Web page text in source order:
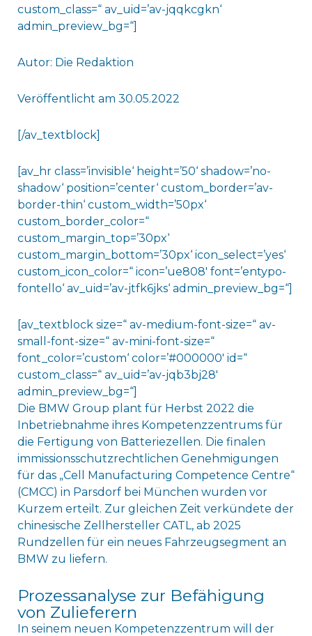
custom_class=“ av_uid=’av-jqqkcgkn‘
admin_preview_bg=“]
Autor: Die Redaktion
Veröffentlicht am 30.05.2022
[/av_textblock]
[av_hr class=’invisible‘ height=’50‘ shadow=’no-
shadow‘ position=’center‘ custom_border=’av-
border-thin‘ custom_width=’50px‘
custom_border_color=“
custom_margin_top=’30px‘
custom_margin_bottom=’30px‘ icon_select=’yes‘
custom_icon_color=“ icon=’ue808′ font=’entypo-
fontello‘ av_uid=’av-jtfk6jks‘ admin_preview_bg=“]
[av_textblock size=“ av-medium-font-size=“ av-
small-font-size=“ av-mini-font-size=“
font_color=’custom‘ color=’#000000′ id=“
custom_class=“ av_uid=’av-jqb3bj28′
admin_preview_bg=“]
Die BMW Group plant für Herbst 2022 die
Inbetriebnahme ihres Kompetenzzentrums für
die Fertigung von Batteriezellen. Die finalen
immissionsschutzrechtlichen Genehmigungen
für das „Cell Manufacturing Competence Centre“
(CMCC) in Parsdorf bei München wurden vor
Kurzem erteilt. Zur gleichen Zeit verkündete der
chinesische Zellhersteller CATL, ab 2025
Rundzellen für ein neues Fahrzeugsegment an
BMW zu liefern.
Prozessanalyse zur Befähigung
von Zulieferern
In seinem neuen Kompetenzzentrum will der